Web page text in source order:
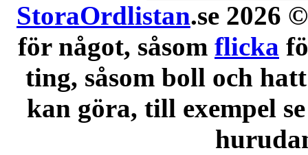
StoraOrdlistan.se 2026
för något, såsom flicka
ting, såsom boll och
kan göra, till exempel